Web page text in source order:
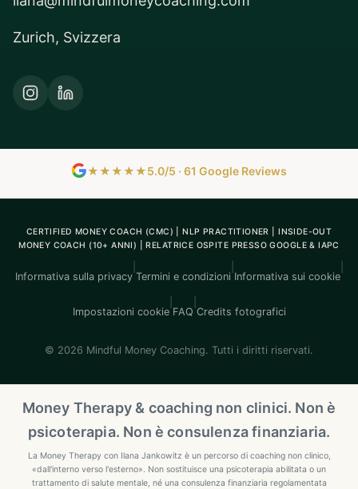
Zurich, Svizzera
★★★★★5.0/5 · 61 Google Reviews
CERTIFIED MONEY COACH (CMC) | NLP PRACTITIONER | INSIDE-OUT
MONEY COACH (10+ ANNI) | RELATRICE OSPITE PRESSO GOOGLE & IAPC
Informativa sulla privacy Termini e condizioni Informativa sui cookie
Impostazioni cookie FAQ Credits fotografici
© 2026 Mindful Money Coaching. Tutti i diritti riservati.
Money Therapy & coaching non clinici. Non è
psicoterapia. Non è consulenza finanziaria.
La Money Therapy con Ilana Jankowitz è un percorso di coaching non clinico,
«dall'interno verso l'esterno». Non sostituisce una psicoterapia abilitata o un
trattamento di salute mentale, né una consulenza finanziaria regolamentata